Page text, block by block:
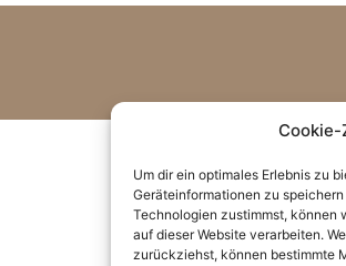
Um dir ein optimales Erlebnis zu
Geräteinformationen zu
Technologien zustimmst, können
auf dieser Website verarbeiten.
zurückziehst, können bestimmte